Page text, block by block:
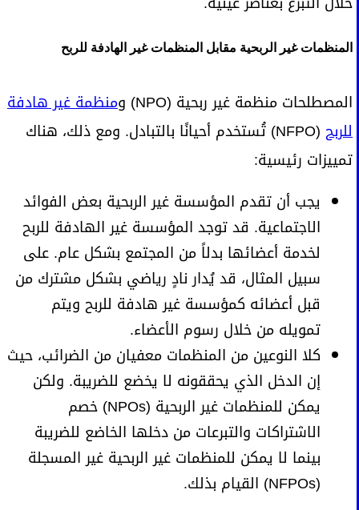
المنظمات غير الربحية مقابل المنظمات غير الهادفة للربح
المصطلحات منظمة غير ربحية (NPO) و
منظمة غير هادفة
للربح
(NFPO) تُستخدم أحيانًا بالتبادل. ومع ذلك، هناك
تمييزات رئيسية:
يجب أن تقدم المؤسسة غير الربحية بعض الفوائد
الاجتماعية. قد توجد المؤسسة غير الهادفة للربح
لخدمة أعضائها بدلاً من المجتمع بشكل عام. على
سبيل المثال، قد يُدار نادٍ رياضي بشكل مشترك من
قبل أعضائه كمؤسسة غير هادفة للربح ويتم
تمويله من خلال رسوم الأعضاء.
كلا النوعين من المنظمات معفيان من الضرائب، حيث
إن الدخل الذي يحققونه لا يخضع للضريبة. ولكن
يمكن للمنظمات غير الربحية (NPOs) خصم
الاشتراكات والتبرعات من دخلها الخاضع للضريبة
بينما لا يمكن للمنظمات غير الربحية غير المسجلة
(NFPOs) القيام بذلك.